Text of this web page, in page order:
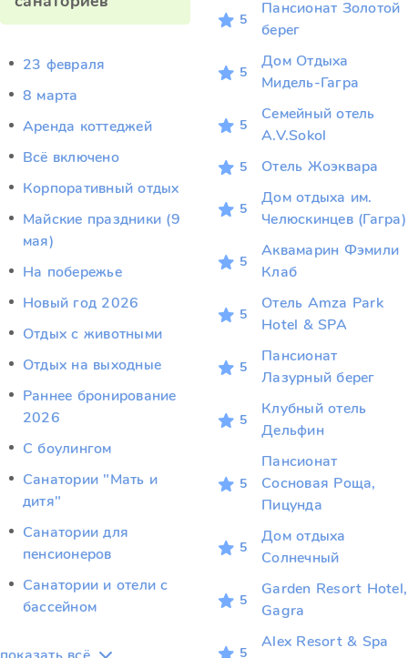
23 февраля
8 марта
Аренда коттеджей
Всё включено
Корпоративный отдых
Майские праздники (9
мая)
На побережье
Новый год 2026
Отдых c животными
Отдых на выходные
Раннее бронирование
2026
С боулингом
Санатории "Мать и
дитя"
Санатории для
пенсионеров
Санатории и отели с
бассейном
5
Пансионат Золотой
берег
5
Дом Отдыха
Мидель-Гагра
5
Семейный отель
A.V.Sokol
5 Отель Жоэквара
5
Дом отдыха им.
Челюскинцев (Гагра)
5
Аквамарин Фэмили
Клаб
5
Отель Amza Park
Hotel & SPA
5
Пансионат
Лазурный берег
5
Клубный отель
Дельфин
5
Пансионат
Сосновая Роща,
Пицунда
5
Дом отдыха
Солнечный
5
Garden Resort Hotel,
Gagra
5
Alex Resort & Spa